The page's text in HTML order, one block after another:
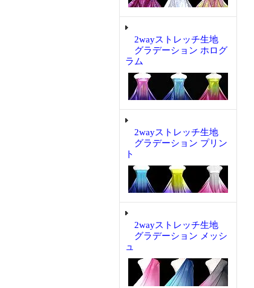
2wayストレッチ生地
グラデーション ホログ
ラム
2wayストレッチ生地
グラデーション プリン
ト
2wayストレッチ生地
グラデーション メッシ
ュ